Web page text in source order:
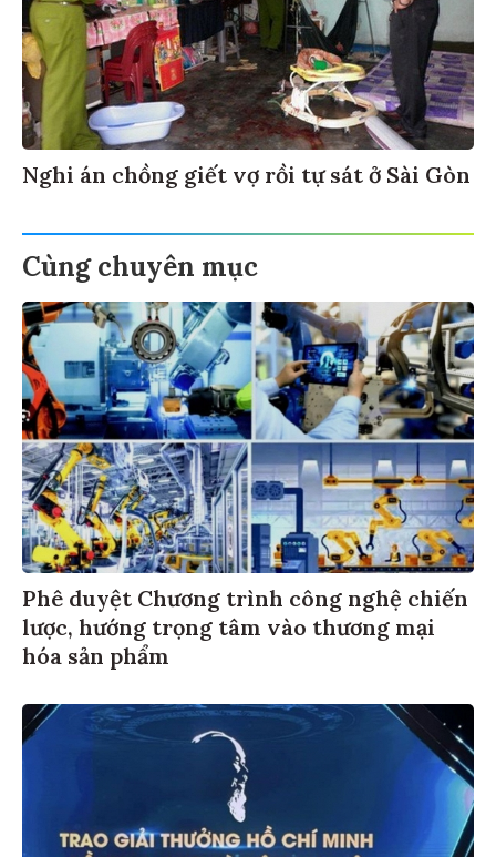
Nghi án chồng giết vợ rồi tự sát ở Sài Gòn
Cùng chuyên mục
Phê duyệt Chương trình công nghệ chiến
lược, hướng trọng tâm vào thương mại
hóa sản phẩm